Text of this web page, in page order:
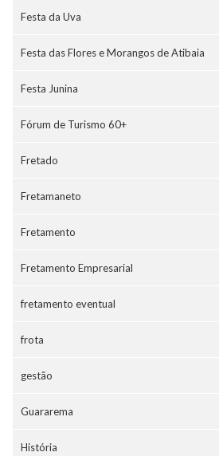
Festa da Uva
Festa das Flores e Morangos de Atibaia
Festa Junina
Fórum de Turismo 60+
Fretado
Fretamaneto
Fretamento
Fretamento Empresarial
fretamento eventual
frota
gestão
Guararema
História